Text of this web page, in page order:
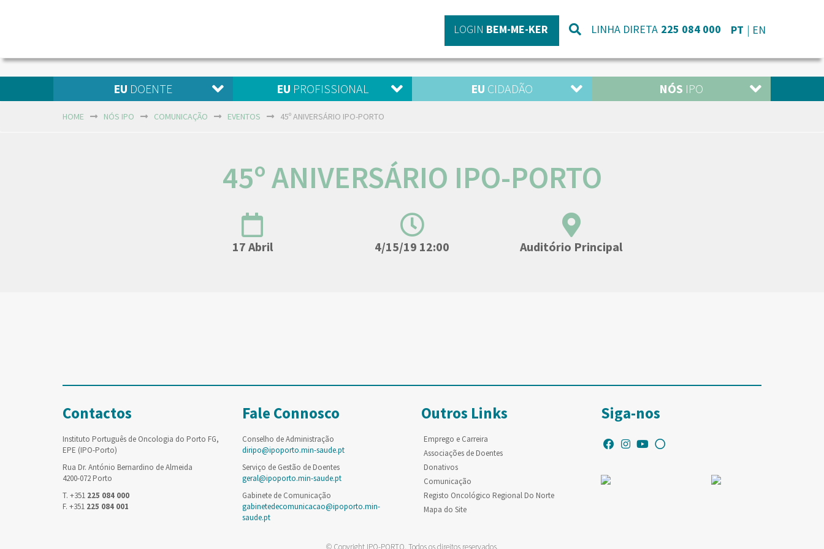
LOGIN BEM-ME-KER LINHA DIRETA 225 084 000 PT EN
EU DOENTE EU PROFISSIONAL EU CIDADÃO NÓS IPO
HOME NÓS IPO COMUNICAÇÃO EVENTOS 45º ANIVERSÁRIO IPO-PORTO
45º ANIVERSÁRIO IPO-PORTO
17 Abril 4/15/19 12:00 Auditório Principal
Contactos
Instituto Português de Oncologia do Porto FG,
EPE (IPO-Porto)
Rua Dr. António Bernardino de Almeida
4200-072 Porto
T. +351 225 084 000
F. +351 225 084 001
Fale Connosco
Conselho de Administração
diripo@ipoporto.min-saude.pt
Serviço de Gestão de Doentes
geral@ipoporto.min-saude.pt
Gabinete de Comunicação
gabinetedecomunicacao@ipoporto.min-
saude.pt
Outros Links
Emprego e Carreira
Associações de Doentes
Donativos
Comunicação
Registo Oncológico Regional Do Norte
Mapa do Site
Siga-nos
© Copyright IPO-PORTO. Todos os direitos reservados.